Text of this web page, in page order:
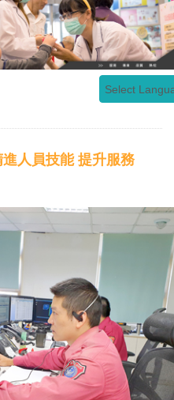
Select
進人員技能 提升服務